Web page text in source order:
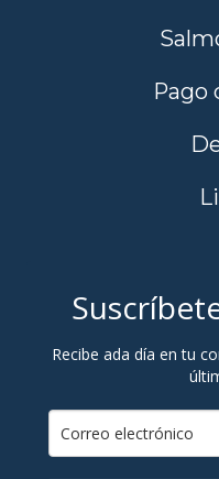
Pago
Recibe ada día en tu